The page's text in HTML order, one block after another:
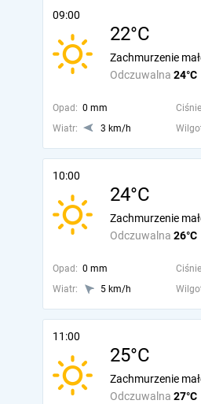
09:00
22°C
Odczuwalna 24°C
Zachmurzenie
Opad: 0 mm
Wiatr:
3 km/h
10:00
24°C
Odczuwalna 26°C
Zachmurzenie
Opad: 0 mm
Wiatr:
5 km/h
11:00
25°C
Odczuwalna 27°C
Zachmurzenie